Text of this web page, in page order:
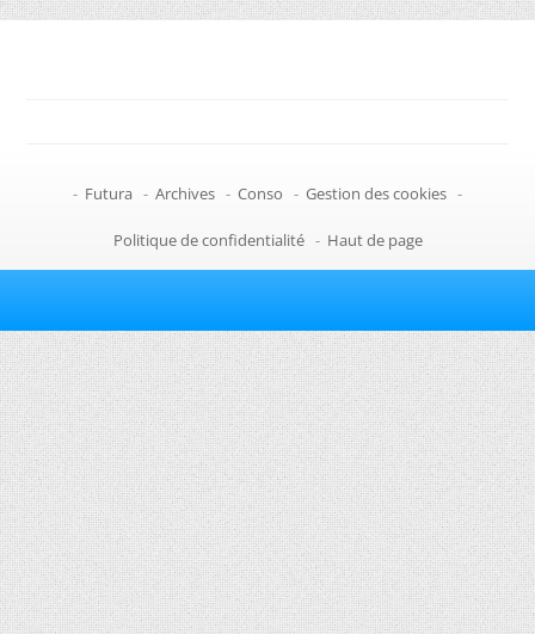
- Futura - Archives - Conso - Gestion des cookies -
Politique de confidentialité - Haut de page